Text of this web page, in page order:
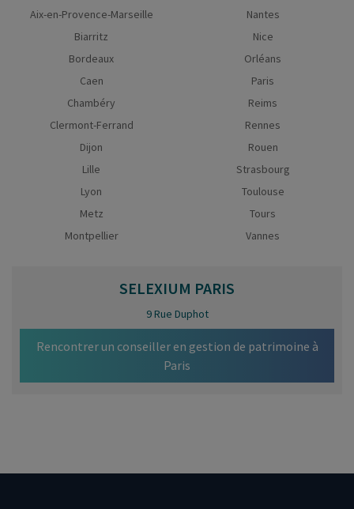
Aix-en-Provence-Marseille
Biarritz
Bordeaux
Caen
Chambéry
Clermont-Ferrand
Dijon
Lille
Lyon
Metz
Montpellier
Nantes
Nice
Orléans
Paris
Reims
Rennes
Rouen
Strasbourg
Toulouse
Tours
Vannes
SELEXIUM PARIS
9 Rue Duphot
Rencontrer un conseiller en gestion de patrimoine à
Paris